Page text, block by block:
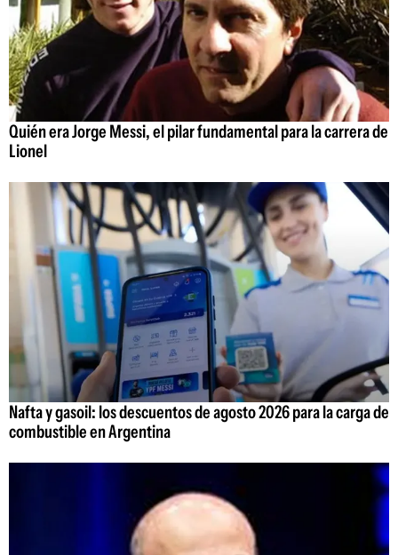
Quién era Jorge Messi, el pilar fundamental para la carrera de
Lionel
Nafta y gasoil: los descuentos de agosto 2026 para la carga de
combustible en Argentina